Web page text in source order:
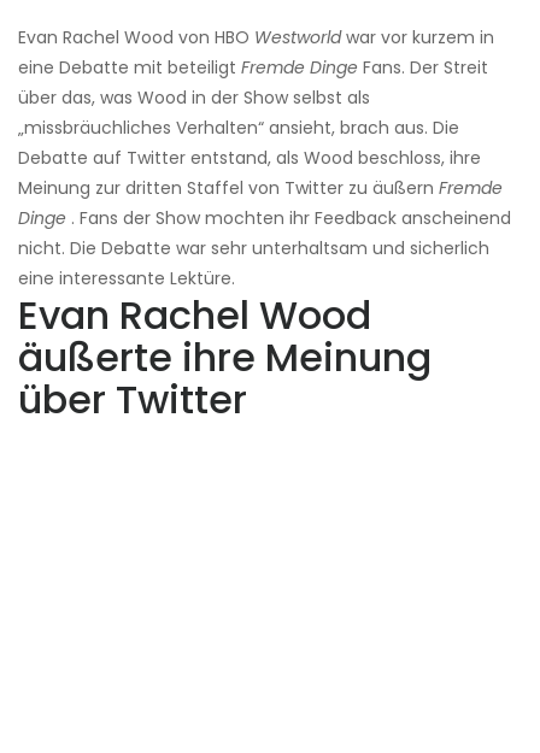
Evan Rachel Wood von HBO Westworldwar vor kurzem in
eine Debatte mit beteiligt Fremde Dinge Fans. Der Streit
über das, was Wood in der Show selbst als
„missbräuchliches Verhalten“ ansieht, brach aus. Die
Debatte auf Twitter entstand, als Wood beschloss, ihre
Meinung zur dritten Staffel von Twitter zu äußern Fremde
Dinge . Fans der Show mochten ihr Feedback anscheinend
nicht. Die Debatte war sehr unterhaltsam und sicherlich
eine interessante Lektüre.
Evan Rachel Wood
äußerte ihre Meinung
über Twitter